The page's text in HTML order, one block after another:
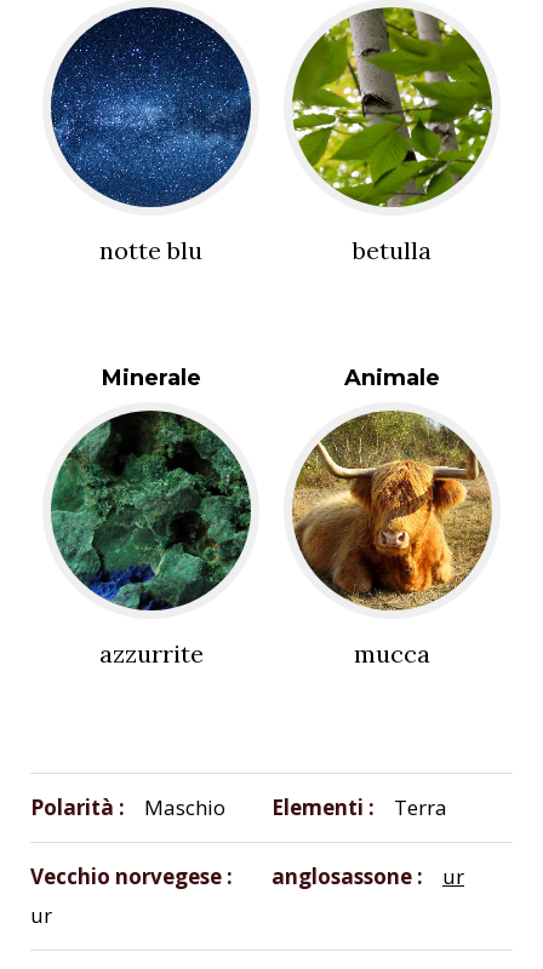
notte blu betulla
Minerale
azzurrite
Animale
mucca
Polarità Maschio Elementi Terra
Vecchio norvegese
ur
anglosassone ur